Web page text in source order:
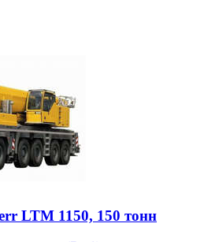
LTM 1150, 150 тонн